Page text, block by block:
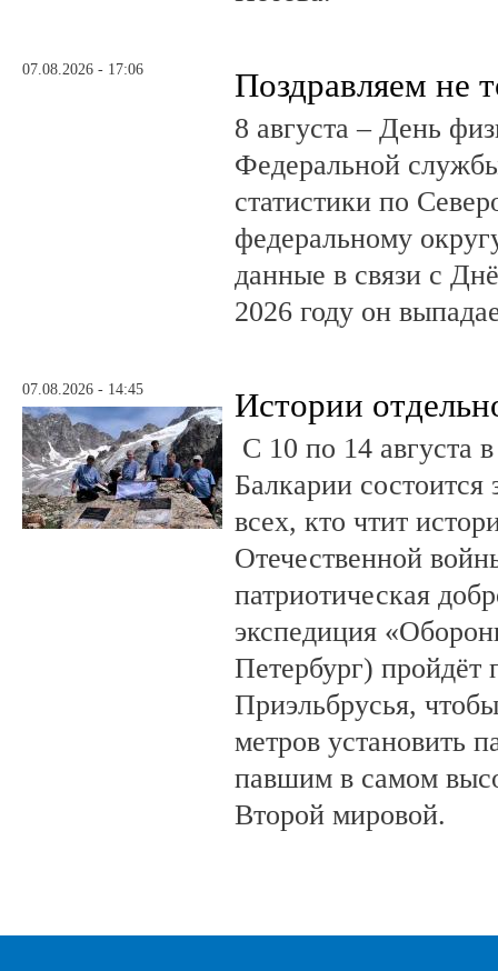
07.08.2026 - 17:06 Поздравляем не
8 августа – День
Федеральной
статистики по
федеральному
данные в связи с
2026 году он
07.08.2026 - 14:45 Истории
С 10 по 14 августа
Балкарии состоится
всех, кто чтит
Отечественной
патриотическая
экспедиция
Петербург) пройдёт
Приэльбрусья,
метров установить
павшим в самом
Второй мировой.